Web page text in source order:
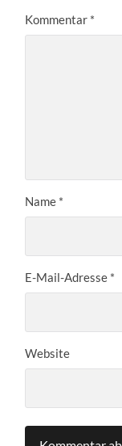
Kommentar *
Name *
E-Mail-Adresse *
Website